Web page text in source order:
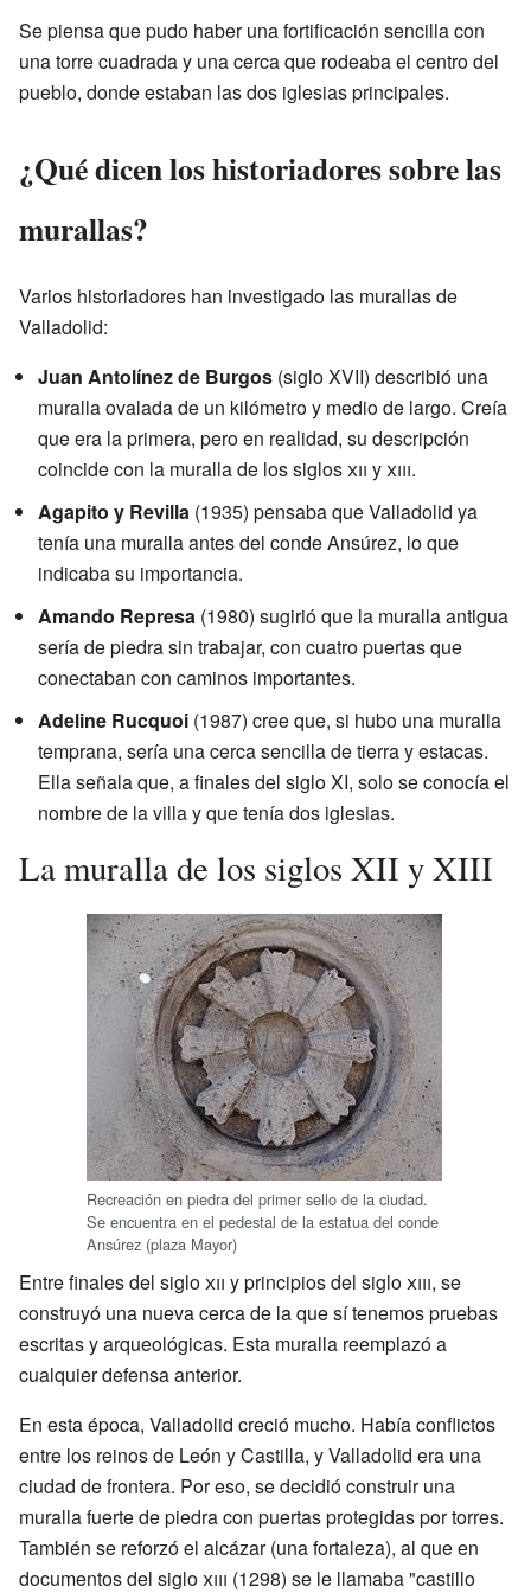
Se piensa que pudo haber una fortificación sencilla con
una torre cuadrada y una cerca que rodeaba el centro del
pueblo, donde estaban las dos iglesias principales.
¿Qué dicen los historiadores sobre las
murallas?
Varios historiadores han investigado las murallas de
Valladolid:
Juan Antolínez de Burgos (siglo XVII) describió una
muralla ovalada de un kilómetro y medio de largo. Creía
que era la primera, pero en realidad, su descripción
coincide con la muralla de los siglosxii yxiii.
Agapito y Revilla (1935) pensaba que Valladolid ya
tenía una muralla antes del conde Ansúrez, lo que
indicaba su importancia.
Amando Represa (1980) sugirió que la muralla antigua
sería de piedra sin trabajar, con cuatro puertas que
conectaban con caminos importantes.
Adeline Rucquoi (1987) cree que, si hubo una muralla
temprana, sería una cerca sencilla de tierra y estacas.
Ella señala que, a finales del siglo XI, solo se conocía el
nombre de la villa y que tenía dos iglesias.
La muralla de los siglos XII y XIII
Recreación en piedra del primer sello de la ciudad.
Se encuentra en el pedestal de la estatua del conde
Ansúrez (plaza Mayor)
Entre finales del sigloxii y principios del sigloxiii, se
construyó una nueva cerca de la que sí tenemos pruebas
escritas y arqueológicas. Esta muralla reemplazó a
cualquier defensa anterior.
En esta época, Valladolid creció mucho. Había conflictos
entre los reinos de León y Castilla, y Valladolid era una
ciudad de frontera. Por eso, se decidió construir una
muralla fuerte de piedra con puertas protegidas por torres.
También se reforzó el alcázar (una fortaleza), al que en
documentos del sigloxiii (1298) se le llamaba "castillo